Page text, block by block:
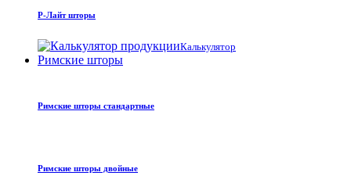
Р-Лайт шторы
Калькулятор
Римские шторы
Римские шторы стандартные
Римские шторы двойные